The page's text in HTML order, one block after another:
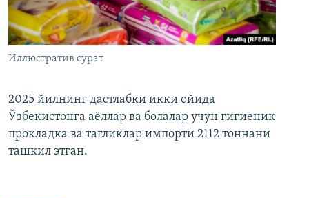
Иллюстратив сурат
2025 йилнинг дастлабки икки ойида
Ўзбекистонга аёллар ва болалар учун гигиеник
прокладка ва тагликлар импорти 2112 тоннани
ташкил этган.